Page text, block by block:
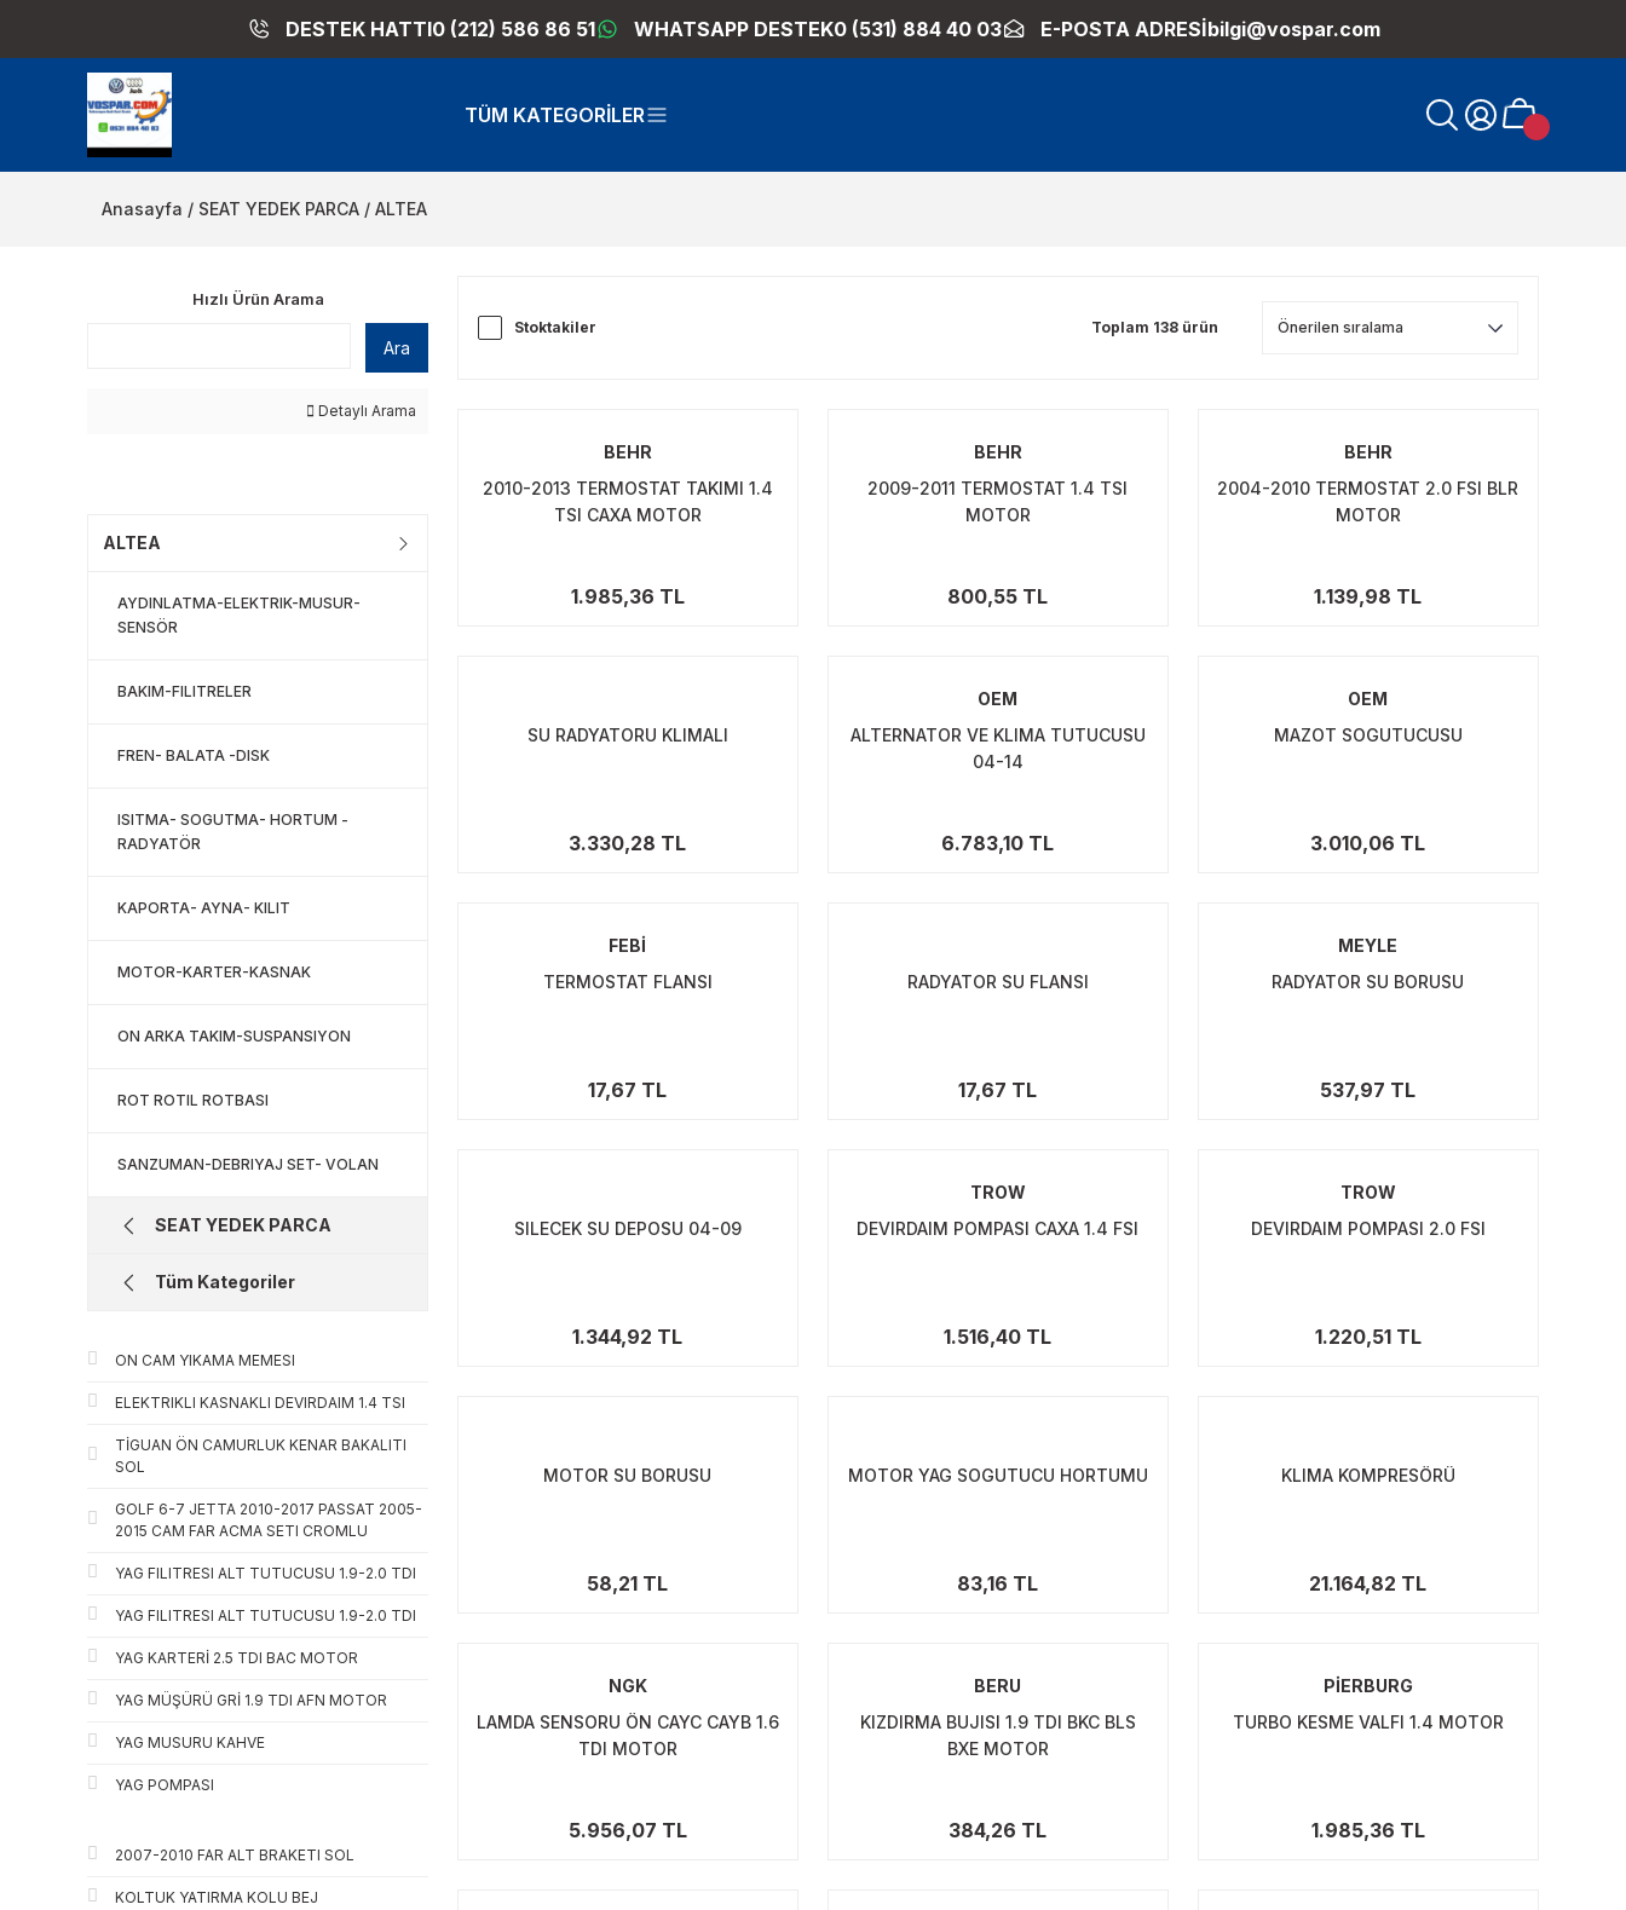
DESTEK HATTI0 (212) 586 86 51 WHATSAPP DESTEK0 (531) 884 40 03 E-POSTA ADRESİbilgi@vospar.com
TÜM KATEGORİLER
Anasayfa SEAT YEDEK PARCA ALTEA
Hızlı Ürün Arama
Ara
Detaylı Arama
ALTEA
AYDINLATMA-ELEKTRIK-MUSUR-
SENSÖR
BAKIM-FILITRELER
FREN- BALATA -DISK
ISITMA- SOGUTMA- HORTUM -
RADYATÖR
KAPORTA- AYNA- KILIT
MOTOR-KARTER-KASNAK
ON ARKA TAKIM-SUSPANSIYON
ROT ROTIL ROTBASI
SANZUMAN-DEBRIYAJ SET- VOLAN
SEAT YEDEK PARCA
Tüm Kategoriler
ON CAM YIKAMA MEMESI
ELEKTRIKLI KASNAKLI DEVIRDAIM 1.4 TSI
TİGUAN ÖN CAMURLUK KENAR BAKALITI
SOL
GOLF 6-7 JETTA 2010-2017 PASSAT 2005-
2015 CAM FAR ACMA SETI CROMLU
YAG FILITRESI ALT TUTUCUSU 1.9-2.0 TDI
YAG FILITRESI ALT TUTUCUSU 1.9-2.0 TDI
YAG KARTERİ 2.5 TDI BAC MOTOR
YAG MÜŞÜRÜ GRİ 1.9 TDI AFN MOTOR
YAG MUSURU KAHVE
YAG POMPASI
2007-2010 FAR ALT BRAKETI SOL
KOLTUK YATIRMA KOLU BEJ
Stoktakiler Toplam 138 ürün
BEHR
2010-2013 TERMOSTAT TAKIMI 1.4
TSI CAXA MOTOR
1.985,36 TL
BEHR
2009-2011 TERMOSTAT 1.4 TSI
MOTOR
800,55 TL
BEHR
2004-2010 TERMOSTAT 2.0 FSI BLR
MOTOR
1.139,98 TL
SU RADYATORU KLIMALI
3.330,28 TL
OEM
ALTERNATOR VE KLIMA TUTUCUSU
04-14
6.783,10 TL
OEM
MAZOT SOGUTUCUSU
3.010,06 TL
FEBİ
TERMOSTAT FLANSI
17,67 TL
RADYATOR SU FLANSI
17,67 TL
MEYLE
RADYATOR SU BORUSU
537,97 TL
SILECEK SU DEPOSU 04-09
1.344,92 TL
TROW
DEVIRDAIM POMPASI CAXA 1.4 FSI
1.516,40 TL
TROW
DEVIRDAIM POMPASI 2.0 FSI
1.220,51 TL
MOTOR SU BORUSU
58,21 TL
MOTOR YAG SOGUTUCU HORTUMU
83,16 TL
KLIMA KOMPRESÖRÜ
21.164,82 TL
NGK
LAMDA SENSORU ÖN CAYC CAYB 1.6
TDI MOTOR
5.956,07 TL
BERU
KIZDIRMA BUJISI 1.9 TDI BKC BLS
BXE MOTOR
384,26 TL
PİERBURG
TURBO KESME VALFI 1.4 MOTOR
1.985,36 TL